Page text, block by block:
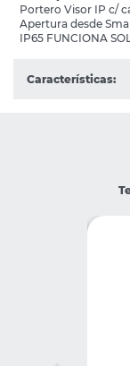
Portero Visor IP c/
Apertura desde
IP65 FUNCIONA
Características: